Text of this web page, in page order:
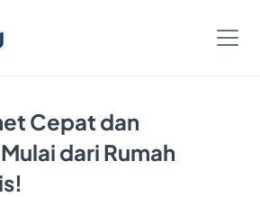
Cepat dan
dari Rumah